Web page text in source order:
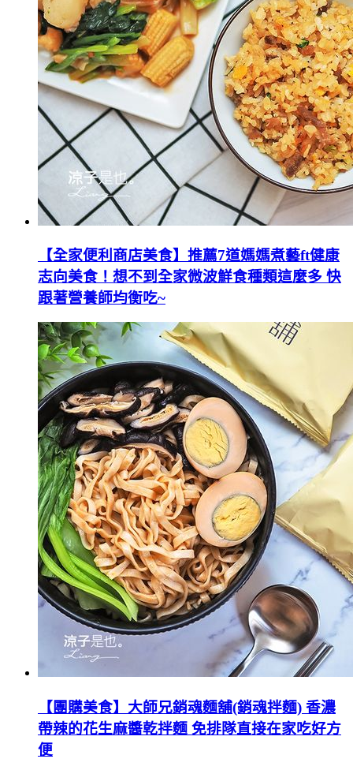
【全家便利商店美食】推薦7道媽媽煮藝ft健康
志向美食！想不到全家微波鮮食種類這麼多 快
跟著營養師均衡吃~
【團購美食】大師兄銷魂麵舖(銷魂拌麵) 香濃
帶辣的花生麻醬乾拌麵 免排隊直接在家吃好方
便